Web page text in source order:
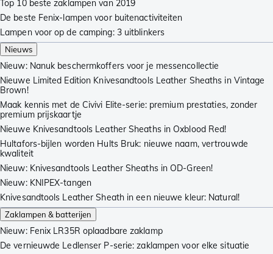
Top 10 beste zaklampen van 2019
De beste Fenix-lampen voor buitenactiviteiten
Lampen voor op de camping: 3 uitblinkers
Nieuws
Nieuw: Nanuk beschermkoffers voor je messencollectie
Nieuwe Limited Edition Knivesandtools Leather Sheaths in Vintage
Brown!
Maak kennis met de Civivi Elite-serie: premium prestaties, zonder
premium prijskaartje
Nieuwe Knivesandtools Leather Sheaths in Oxblood Red!
Hultafors-bijlen worden Hults Bruk: nieuwe naam, vertrouwde
kwaliteit
Nieuw: Knivesandtools Leather Sheaths in OD-Green!
Nieuw: KNIPEX-tangen
Knivesandtools Leather Sheath in een nieuwe kleur: Natural!
Zaklampen & batterijen
Nieuw: Fenix LR35R oplaadbare zaklamp
De vernieuwde Ledlenser P-serie: zaklampen voor elke situatie